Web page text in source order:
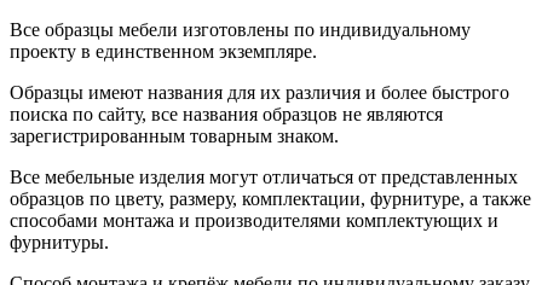
Все образцы мебели изготовлены по индивидуальному
проекту в единственном экземпляре.
Образцы имеют названия для их различия и более быстрого
поиска по сайту, все названия образцов не являются
зарегистрированным товарным знаком.
Все мебельные изделия могут отличаться от представленных
образцов по цвету, размеру, комплектации, фурнитуре, а также
способами монтажа и производителями комплектующих и
фурнитуры.